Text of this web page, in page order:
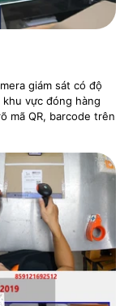
giám sát có độ
vực đóng hàng
mã QR, barcode trên